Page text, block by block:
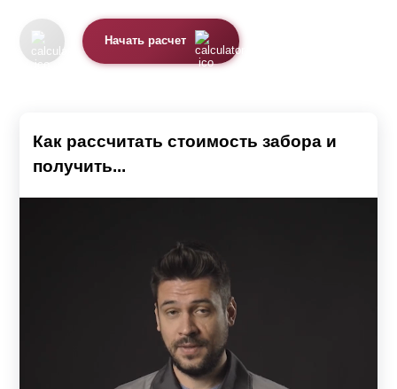
Начать расчет
Как рассчитать стоимость забора и
получить...